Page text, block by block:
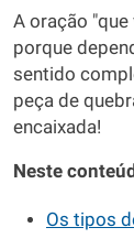
A oração "que
porque
sentido
peça de
encaixada!
Neste
Os tipos